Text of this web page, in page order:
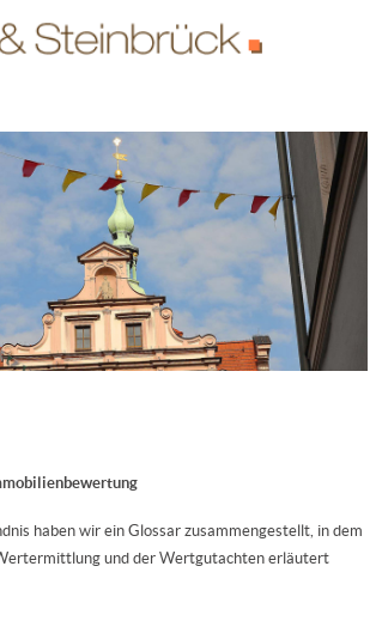
haben wir ein Glossar zusammengestellt, in dem
und der Wertgutachten erläutert